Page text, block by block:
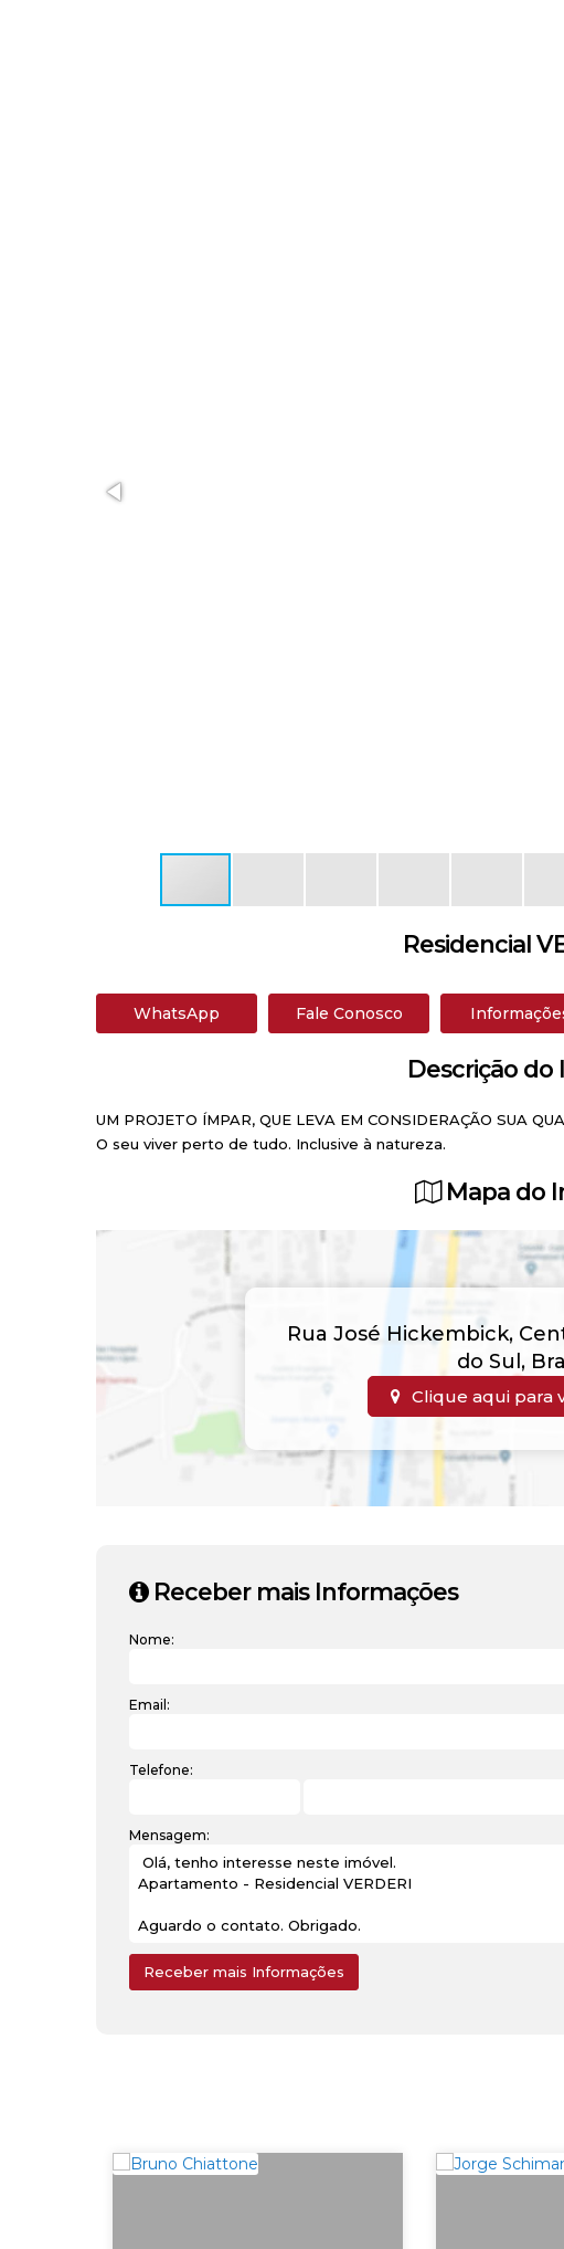
Residencial
WhatsApp Fale Conosco
Descrição do
UM PROJETO ÍMPAR, QUE LEVA EM CONSIDERAÇÃO SUA
O seu viver perto de tudo. Inclusive à natureza.
Mapa do
Rua José Hickembick,
do Sul,
Clique aqui para
Receber mais Informações
Nome:
Email:
Telefone:
Mensagem: